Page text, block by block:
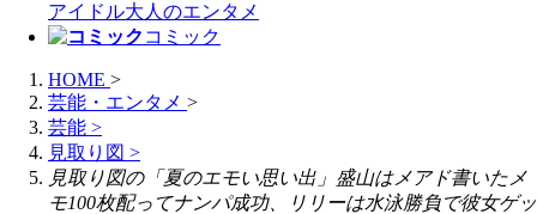
アイドル大人のエンタメ
コミック
HOME >
芸能・エンタメ >
芸能 >
見取り図 >
見取り図の「夏のエモい思い出」盛山はメアド書いたメ
モ100枚配ってナンパ成功、リリーは水泳勝負で彼女ゲッ